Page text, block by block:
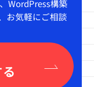
WordPress構築
お気軽にご相談